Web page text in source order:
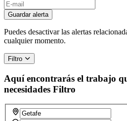
Guardar alerta
Puedes desactivar las alertas
cualquier momento.
Filtro
Aquí encontrarás el trabajo
necesidades Filtro